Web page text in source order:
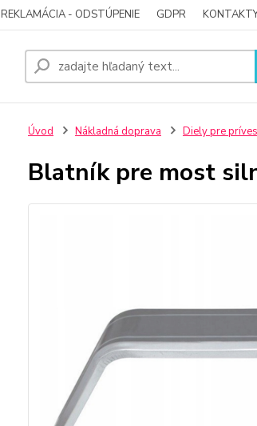
REKLAMÁCIA - ODSTÚPENIE GDPR
Úvod Nákladná doprava Diely pre
Blatník pre most